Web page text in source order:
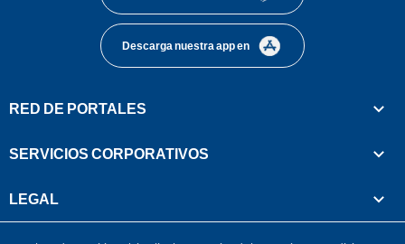
Descarga nuestra app en
RED DE PORTALES
SERVICIOS CORPORATIVOS
LEGAL